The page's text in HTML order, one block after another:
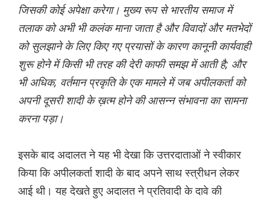
जिसकी कोई अपेक्षा करेगा। मुख्य रूप से भारतीय समाज में
तलाक को अभी भी कलंक माना जाता है और विवादों और मतभेदों
को सुलझाने के लिए किए गए प्रयासों के कारण कानूनी कार्यवाही
शुरू होने में किसी भी तरह की देरी काफी समझ में आती है; और
भी अधिक, वर्तमान प्रकृति के एक मामले में जब अपीलकर्ता को
अपनी दूसरी शादी के ख़त्म होने की आसन्न संभावना का सामना
करना पड़ा।
इसके बाद अदालत ने यह भी देखा कि उत्तरदाताओं ने स्वीकार
किया कि अपीलकर्ता शादी के बाद अपने साथ स्त्रीधन लेकर
आई थी। यह देखते हुए अदालत ने प्रतिवादी के दावे की